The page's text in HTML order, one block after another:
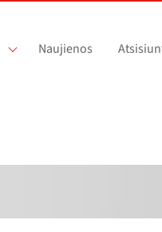
Naujienos